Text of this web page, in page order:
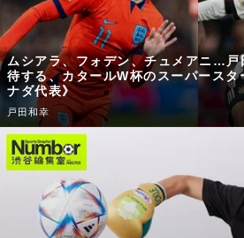
ムシアラ、フォデン、チュメアニ…戸
待する、カタールW杯のスーパースタ
ナダ代表》
戸田和幸